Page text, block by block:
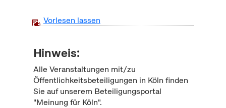
Vorlesen lassen
Hinweis:
Alle Veranstaltungen mit/zu
Öffentlichkeitsbeteiligungen in Köln finden
Sie auf unserem Beteiligungsportal
"Meinung für Köln".